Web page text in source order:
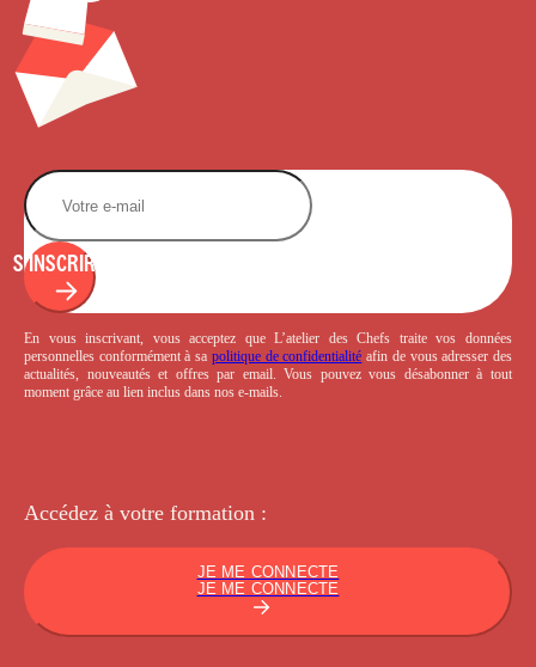
S'INSCRIRE
En vous inscrivant, vous acceptez que L’atelier des Chefs traite vos données
personnelles conformément à sa politique de confidentialité afin de vous adresser des
actualités, nouveautés et offres par email. Vous pouvez vous désabonner à tout
moment grâce au lien inclus dans nos e-mails.
Accédez à votre formation :
JE ME CONNECTE
JE ME CONNECTE